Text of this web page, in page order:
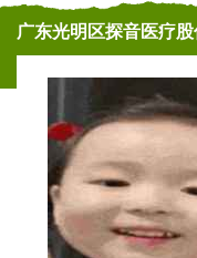
广东光明区探音医疗股